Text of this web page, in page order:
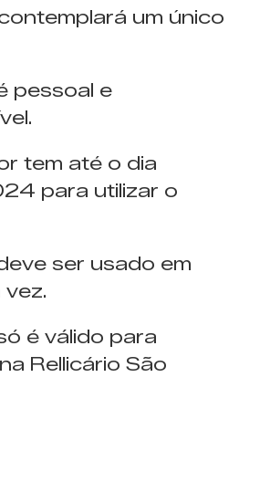
um único
pessoal e
tem até o dia
para utilizar o
ser usado em
vez.
é válido para
Rellicário São